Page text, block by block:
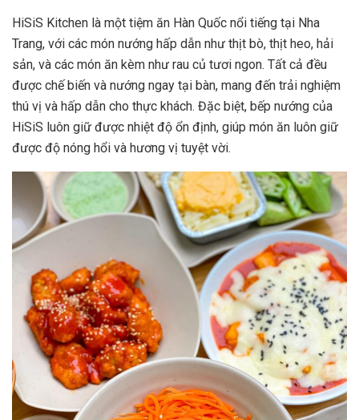
HiSiS Kitchen là một tiệm ăn Hàn Quốc nổi tiếng tại Nha
Trang, với các món nướng hấp dẫn như thịt bò, thịt heo, hải
sản, và các món ăn kèm như rau củ tươi ngon. Tất cả đều
được chế biến và nướng ngay tại bàn, mang đến trải nghiệm
thú vị và hấp dẫn cho thực khách. Đặc biệt, bếp nướng của
HiSiS luôn giữ được nhiệt độ ổn định, giúp món ăn luôn giữ
được độ nóng hổi và hương vị tuyệt vời.